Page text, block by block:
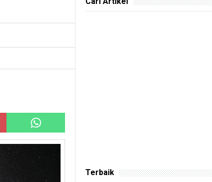
Terbaik